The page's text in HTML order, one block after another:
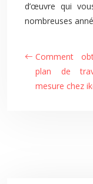
d’œuvre qui
nombreuses
Comment
plan de
mesure chez